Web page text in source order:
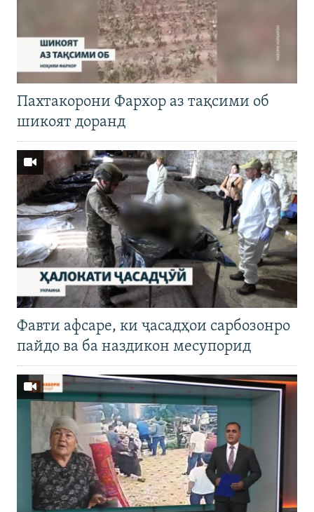
Пахтакорони Фархор аз тақсими об
шикоят доранд
Фавти афсаре, ки ҷасадҳои сарбозонро
пайдо ва ба наздикон месупорид